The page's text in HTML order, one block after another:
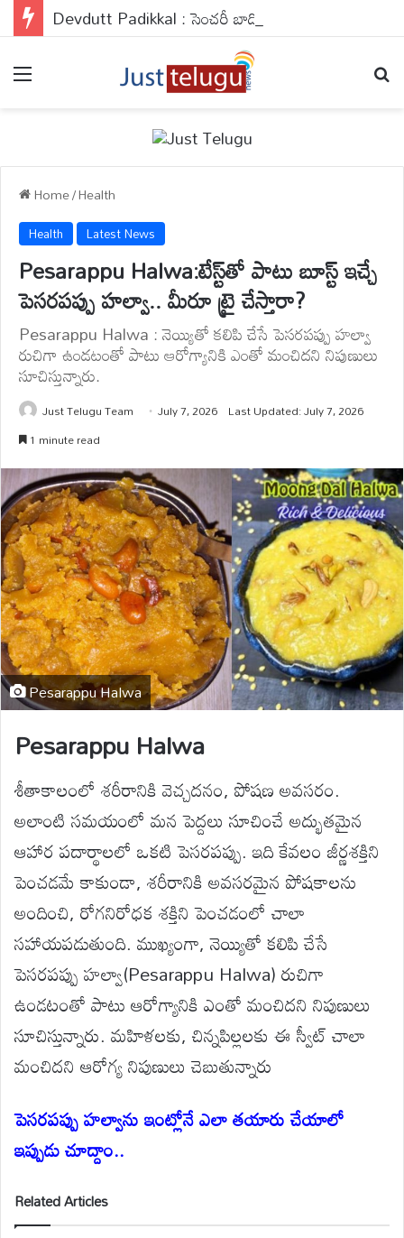
Home/Health
Health Latest News
Pesarappu Halwa:టేస్ట్‌తో పాటు బూస్ట్ ఇచ్చే
పెసరపప్పు హల్వా.. మీరూ ట్రై చేస్తారా?
Pesarappu Halwa : నెయ్యితో కలిపి చేసే పెసరపప్పు హల్వా
రుచిగా ఉండటంతో పాటు ఆరోగ్యానికి ఎంతో మంచిదని నిపుణులు
సూచిస్తున్నారు.
Just Telugu Team July 7, 2026 Last Updated: July 7, 2026
1 minute read
Pesarappu Halwa
Pesarappu Halwa
శీతాకాలంలో శరీరానికి వెచ్చదనం, పోషణ అవసరం.
అలాంటి సమయంలో మన పెద్దలు సూచించే అద్భుతమైన
ఆహార పదార్థాలలో ఒకటి పెసరపప్పు. ఇది కేవలం జీర్ణశక్తిని
పెంచడమే కాకుండా, శరీరానికి అవసరమైన పోషకాలను
అందించి, రోగనిరోధక శక్తిని పెంచడంలో చాలా
సహాయపడుతుంది. ముఖ్యంగా, నెయ్యితో కలిపి చేసే
పెసరపప్పు హల్వా(Pesarappu Halwa) రుచిగా
ఉండటంతో పాటు ఆరోగ్యానికి ఎంతో మంచిదని నిపుణులు
సూచిస్తున్నారు. మహిళలకు, చిన్నపిల్లలకు ఈ స్వీట్ చాలా
మంచిదని ఆరోగ్య నిపుణులు చెబుతున్నారు
పెసరపప్పు హల్వాను ఇంట్లోనే ఎలా తయారు చేయాలో
ఇప్పుడు చూద్దాం..
Related Articles